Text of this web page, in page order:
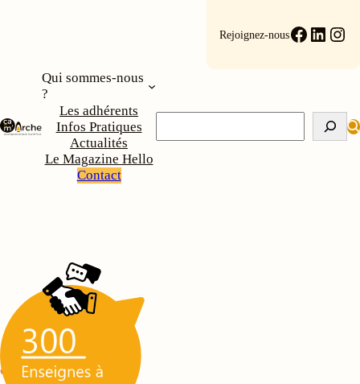
Rejoignez-nous
Qui sommes-nous
?
Les adhérents
Infos Pratiques
Actualités
Le Magazine Hello
Contact